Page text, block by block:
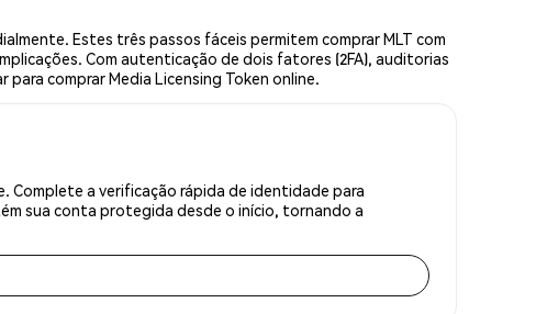
Estes três passos fáceis permitem comprar MLT com
Com autenticação de dois fatores (2FA), auditorias
comprar Media Licensing Token online.
Complete a verificação rápida de identidade para
sua conta protegida desde o início, tornando a